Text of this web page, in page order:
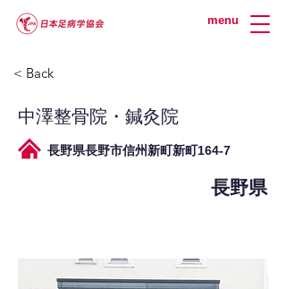
menu
< Back
中澤整骨院・鍼灸院
長野県長野市信州新町新町164-7
長野県